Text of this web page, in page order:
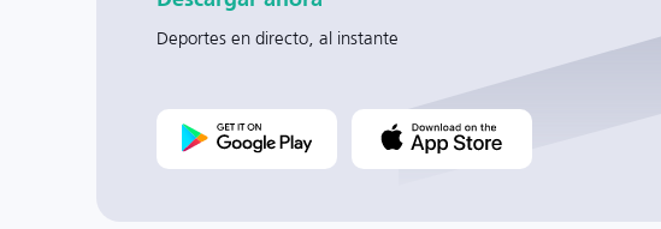
Deportes en directo, al instante